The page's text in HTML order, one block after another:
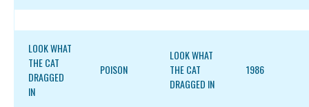
LOOK WHAT
THE CAT
DRAGGED
IN
POISON
LOOK WHAT
THE CAT
DRAGGED IN
1986